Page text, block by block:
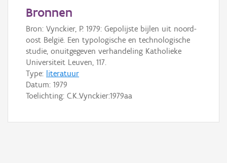
Hergebruik
Aanmelden
Bronnen
Bron: Vynckier, P. 1979: Gepolijste bijlen uit noord-
oost België. Een typologische en technologische
studie, onuitgegeven verhandeling Katholieke
Universiteit Leuven, 117.
Type: literatuur
Datum: 1979
Toelichting: C.K.:Vynckier:1979aa